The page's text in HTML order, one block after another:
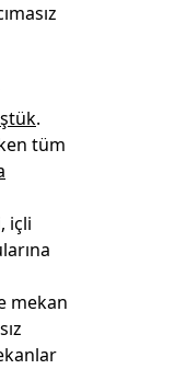
.
tüm
içli
mekan